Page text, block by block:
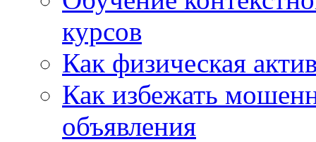
курсов
Как физическая
Как избежать
объявления